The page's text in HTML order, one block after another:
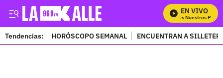
EN VIVO
Mira Todos Nuestros
Tendencias: HORÓSCOPO SEMANAL ENCUENTRAN A